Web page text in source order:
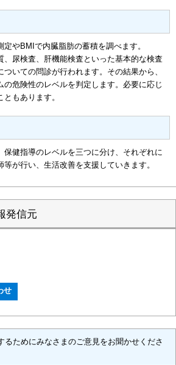
やBMIで内臓脂肪の蓄積を調べます。
、尿検査、肝機能検査といった基本的な検査
いての問診が行われます。その結果から、
の危険性のレベルを判定します。必要に応じ
もあります。
保健指導のレベルを三つに分け、それぞれに
が行い、生活改善を支援していきます。
発信元
るためにみなさまのご意見をお聞かせくださ